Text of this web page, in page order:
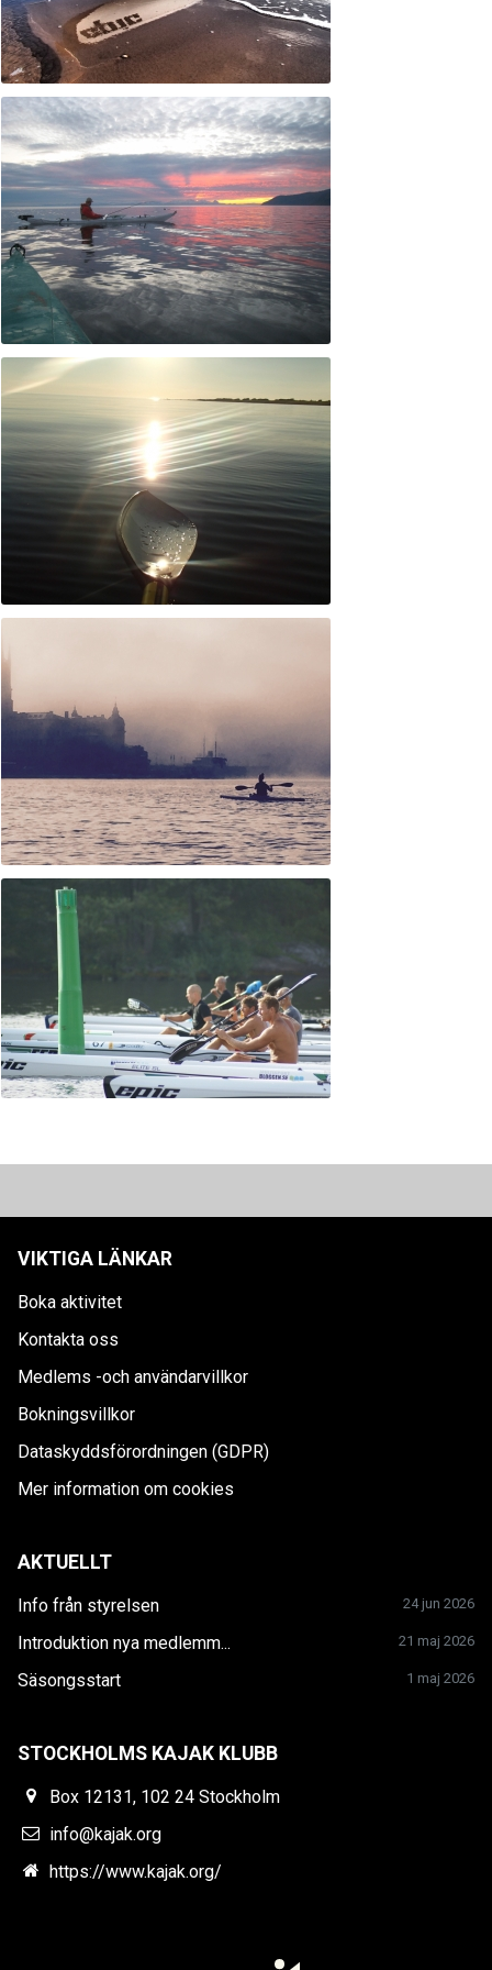
VIKTIGA LÄNKAR
Boka aktivitet
Kontakta oss
Medlems -och användarvillkor
Bokningsvillkor
Dataskyddsförordningen (GDPR)
Mer information om cookies
AKTUELLT
Info från styrelsen 24 jun 2026
Introduktion nya medlemm... 21 maj 2026
Säsongsstart 1 maj 2026
STOCKHOLMS KAJAK KLUBB
Box 12131, 102 24 Stockholm
info@kajak.org
https://www.kajak.org/